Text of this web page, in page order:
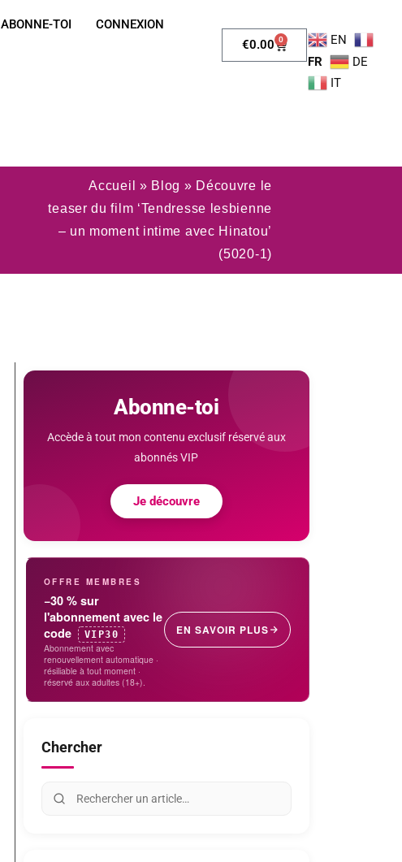
ABONNE-TOI CONNEXION
€0.00 0
EN
FR
DE
IT
Accueil » Blog » Découvre le
teaser du film ‘Tendresse lesbienne
– un moment intime avec Hinatou’
(5020-1)
Abonne-toi
Accède à tout mon contenu exclusif réservé aux
abonnés VIP
Je découvre
OFFRE MEMBRES
−30 %sur
l'abonnement avec le
code
VIP30
Abonnement avec
renouvellement automatique ·
résiliable à tout moment ·
réservé aux adultes (18+).
EN SAVOIR PLUS
Chercher